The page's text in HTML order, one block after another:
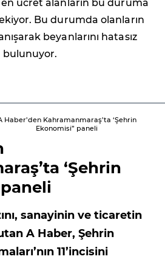
ücret alanların bu duruma
Bu durumda olanların
beyanlarını hatasız
Haber’den Kahramanmaraş’ta ‘Şehrin
Ekonomisi” paneli
‘Şehrin
sanayinin ve ticaretin
A Haber, Şehrin
11’incisini